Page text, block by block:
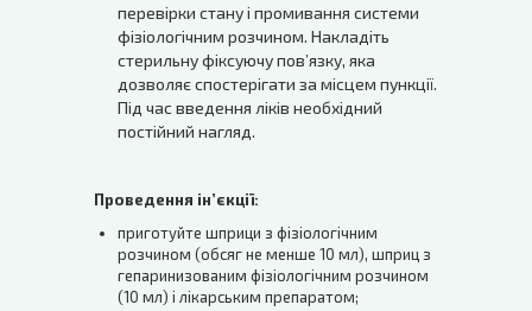
перевірки стану і промивання системи
фізіологічним розчином. Накладіть
стерильну фіксуючу пов’язку, яка
дозволяє спостерігати за місцем пункції.
Під час введення ліків необхідний
постійний нагляд.
Проведення ін’єкції:
приготуйте шприци з фізіологічним
розчином (обсяг не менше 10 мл), шприц з
гепаринизованим фізіологічним розчином
(10 мл) і лікарським препаратом;